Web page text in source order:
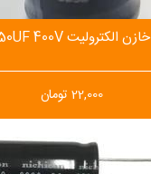
خازن الکترولیت 150UF 400V
22,000 تومان